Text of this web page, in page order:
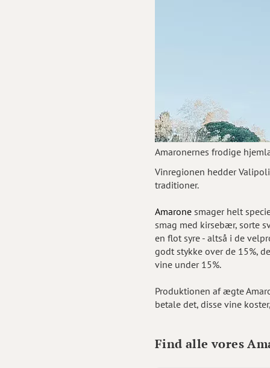
Vinregionen hedder
traditioner.
Amarone smager helt
smag med kirsebær, sorte
en flot syre - altså i de
godt stykke over de 15%,
vine under 15%.
Produktionen af ægte
betale det, disse vine
Find alle vores